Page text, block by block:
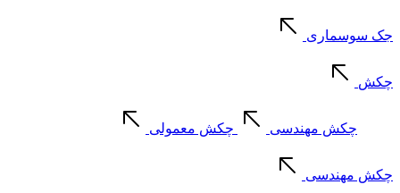
جک سوسماری
چکش
چکش مهندسی چکش معمولی
چکش مهندسی